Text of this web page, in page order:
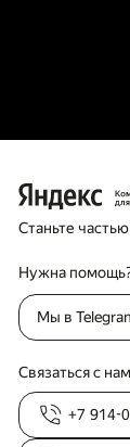
Станьте
Нужна
Мы в
Связаться с
+7 914-